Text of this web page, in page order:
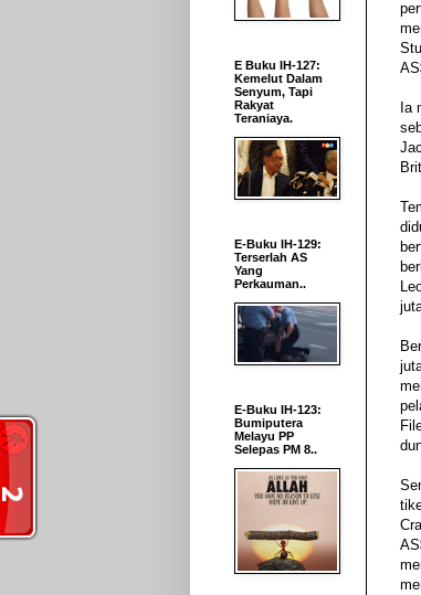
Ia
E Buku IH-127:
Kemelut Dalam
Senyum, Tapi
Rakyat
Teraniaya.
E-Buku IH-129:
Terserlah AS
Yang
Perkauman..
E-Buku IH-123:
Bumiputera
Melayu PP
Selepas PM 8..